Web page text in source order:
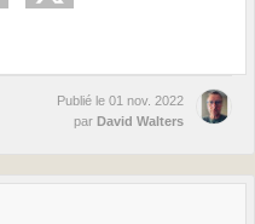
Publié le 01 nov. 2022
par David Walters